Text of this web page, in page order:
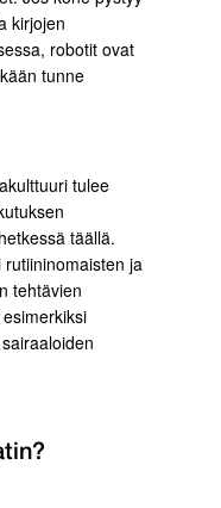
kirjojen
robotit ovat
tunne
tulee
täällä.
ja
tehtävien